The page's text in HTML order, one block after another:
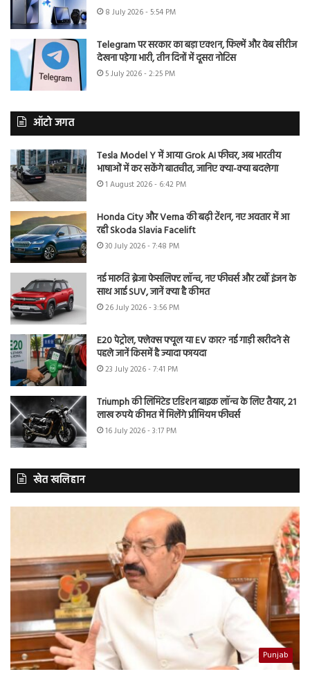
8 July 2026 - 5:54 PM
Telegram पर सरकार का बड़ा एक्शन, फिल्में और वेब सीरीज
देखना पड़ेगा भारी, तीन दिनों में दूसरा नोटिस
5 July 2026 - 2:25 PM
ऑटो जगत
Tesla Model Y में आया Grok AI फीचर, अब भारतीय
भाषाओं में कर सकेंगे बातचीत, जानिए क्या-क्या बदलेगा
1 August 2026 - 6:42 PM
Honda City और Verna की बढ़ी टेंशन, नए अवतार में आ
रही Skoda Slavia Facelift
30 July 2026 - 7:48 PM
नई मारुति ब्रेजा फेसलिफ्ट लॉन्च, नए फीचर्स और टर्बो इंजन के
साथ आई SUV, जानें क्या है कीमत
26 July 2026 - 3:56 PM
E20 पेट्रोल, फ्लेक्स फ्यूल या EV कार? नई गाड़ी खरीदने से
पहले जानें किसमें है ज्यादा फायदा
23 July 2026 - 7:41 PM
Triumph की लिमिटेड एडिशन बाइक लॉन्च के लिए तैयार, 21
लाख रुपये कीमत में मिलेंगे प्रीमियम फीचर्स
16 July 2026 - 3:17 PM
खेत खलिहान
Punjab